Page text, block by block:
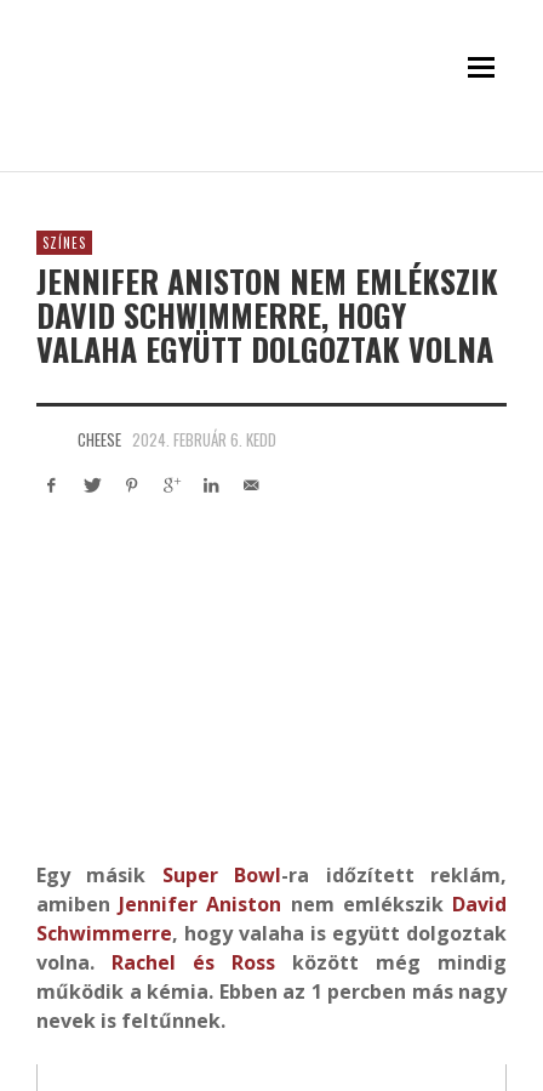
SZÍNES
JENNIFER ANISTON NEM EMLÉKSZIK
DAVID SCHWIMMERRE, HOGY
VALAHA EGYÜTT DOLGOZTAK VOLNA
CHEESE 2024. FEBRUÁR 6. KEDD
Egy másik Super Bowl-ra időzített reklám,
amibenJennifer Aniston nem emlékszik David
Schwimmerre, hogy valaha is együtt dolgoztak
volna. Rachel és Ross között még mindig
működik a kémia. Ebben az 1 percben más nagy
nevek is feltűnnek.